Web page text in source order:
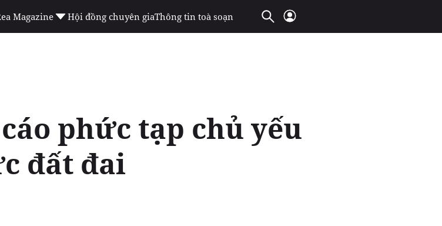
Magazine Hội đồng chuyên giaThông tin toà soạn
phức tạp chủ yếu
đất đai